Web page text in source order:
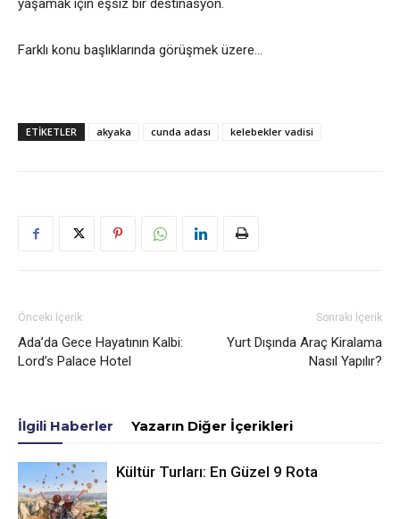
yaşamak için eşsiz bir destinasyon.
Farklı konu başlıklarında görüşmek üzere…
ETIKETLER akyaka cunda adası kelebekler vadisi
Önceki İçerik
Ada’da Gece Hayatının Kalbi:
Lord’s Palace Hotel
Sonraki İçerik
Yurt Dışında Araç Kiralama
Nasıl Yapılır?
İlgili Haberler Yazarın Diğer İçerikleri
Kültür Turları: En Güzel 9 Rota